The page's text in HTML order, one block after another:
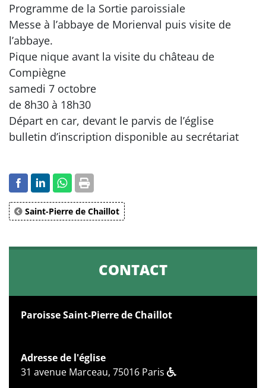
Programme de la Sortie paroissiale
Messe à l’abbaye de Morienval puis visite de
l’abbaye.
Pique nique avant la visite du château de
Compiègne
samedi 7 octobre
de 8h30 à 18h30
Départ en car, devant le parvis de l’église
bulletin d’inscription disponible au secrétariat
Saint-Pierre de Chaillot
CONTACT
Paroisse Saint-Pierre de Chaillot
Adresse de l'église
31 avenue Marceau, 75016 Paris